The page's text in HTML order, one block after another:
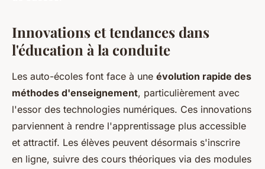
Innovations et tendances dans
l'éducation à la conduite
Les auto-écoles font face à une évolution rapide des
méthodes d'enseignement, particulièrement avec
l'essor des technologies numériques. Ces innovations
parviennent à rendre l'apprentissage plus accessible
et attractif. Les élèves peuvent désormais s'inscrire
en ligne, suivre des cours théoriques via des modules